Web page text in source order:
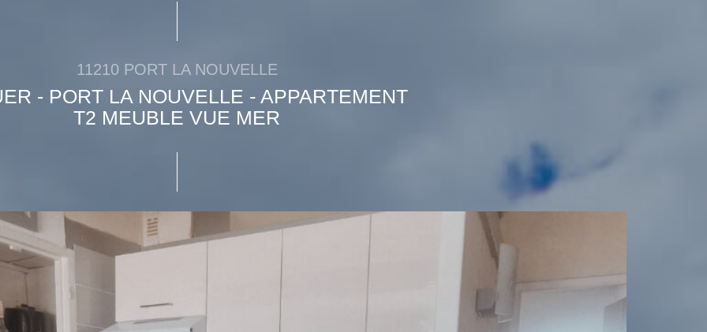
11210 PORT LA NOUVELLE
- PORT LA NOUVELLE - APPARTEMENT
T2 MEUBLE VUE MER